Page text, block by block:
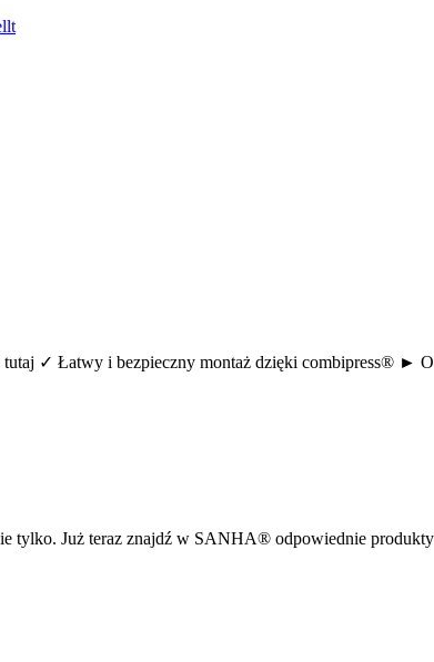
tutaj ✓ Łatwy i bezpieczny montaż dzięki combipress® ►
tylko. Już teraz znajdź w SANHA® odpowiednie